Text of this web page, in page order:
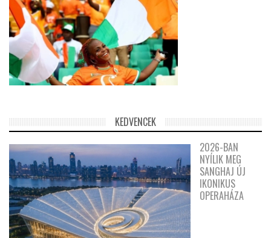
KEDVENCEK
2026-BAN
NYÍLIK MEG
SANGHAJ ÚJ
IKONIKUS
OPERAHÁZA